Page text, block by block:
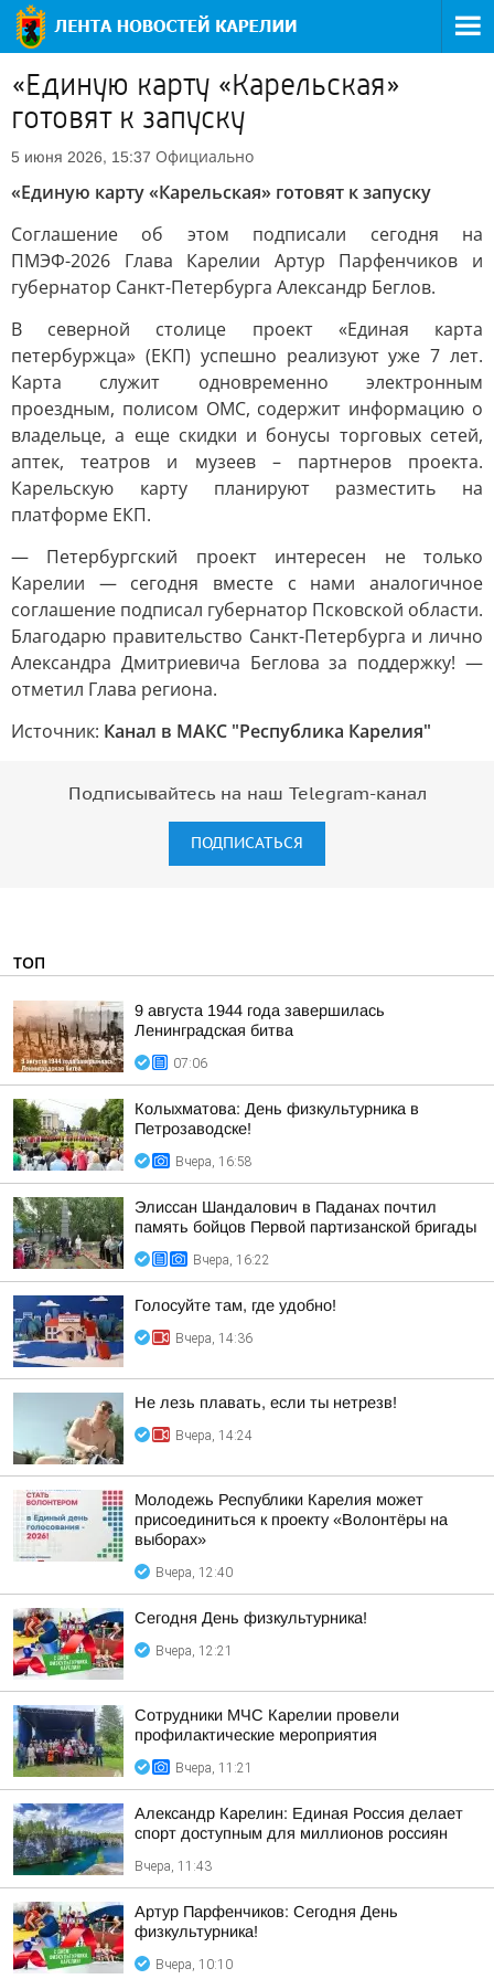
«Единую карту «Карельская»
готовят к запуску
5 июня 2026, 15:37 Официально
«Единую карту «Карельская» готовят к запуску
Соглашение об этом подписали сегодня на
ПМЭФ-2026 Глава Карелии Артур Парфенчиков и
губернатор Санкт-Петербурга Александр Беглов.
В северной столице проект «Единая карта
петербуржца» (ЕКП) успешно реализуют уже 7 лет.
Карта служит одновременно электронным
проездным, полисом ОМС, содержит информацию о
владельце, а еще скидки и бонусы торговых сетей,
аптек, театров и музеев – партнеров проекта.
Карельскую карту планируют разместить на
платформе ЕКП.
— Петербургский проект интересен не только
Карелии — сегодня вместе с нами аналогичное
соглашение подписал губернатор Псковской области.
Благодарю правительство Санкт-Петербурга и лично
Александра Дмитриевича Беглова за поддержку! —
отметил Глава региона.
Источник: Канал в МАКС "Республика Карелия"
Подписывайтесь на наш Telegram-канал
ПОДПИСАТЬСЯ
ТОП
9 августа 1944 года завершилась
Ленинградская битва
07:06
Колыхматова: День физкультурника в
Петрозаводске!
Вчера, 16:58
Элиссан Шандалович в Паданах почтил
память бойцов Первой партизанской бригады
Вчера, 16:22
Голосуйте там, где удобно!
Вчера, 14:36
Не лезь плавать, если ты нетрезв!
Вчера, 14:24
Молодежь Республики Карелия может
присоединиться к проекту «Волонтёры на
выборах»
Вчера, 12:40
Сегодня День физкультурника!
Вчера, 12:21
Сотрудники МЧС Карелии провели
профилактические мероприятия
Вчера, 11:21
Александр Карелин: Единая Россия делает
спорт доступным для миллионов россиян
Вчера, 11:43
Артур Парфенчиков: Сегодня День
физкультурника!
Вчера, 10:10